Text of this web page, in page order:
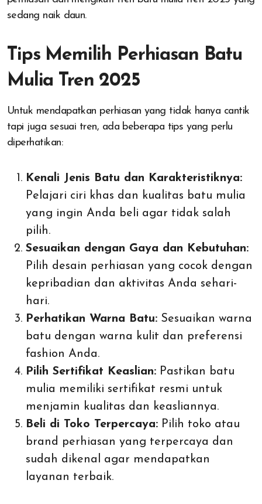
sedang naik daun.
Tips Memilih Perhiasan Batu
Mulia Tren 2025
Untuk mendapatkan perhiasan yang tidak hanya cantik
tapi juga sesuai tren, ada beberapa tips yang perlu
diperhatikan:
Kenali Jenis Batu dan Karakteristiknya:
Pelajari ciri khas dan kualitas batu mulia
yang ingin Anda beli agar tidak salah
pilih.
Sesuaikan dengan Gaya dan Kebutuhan:
Pilih desain perhiasan yang cocok dengan
kepribadian dan aktivitas Anda sehari-
hari.
Perhatikan Warna Batu: Sesuaikan warna
batu dengan warna kulit dan preferensi
fashion Anda.
Pilih Sertifikat Keaslian: Pastikan batu
mulia memiliki sertifikat resmi untuk
menjamin kualitas dan keasliannya.
Beli di Toko Terpercaya: Pilih toko atau
brand perhiasan yang terpercaya dan
sudah dikenal agar mendapatkan
layanan terbaik.